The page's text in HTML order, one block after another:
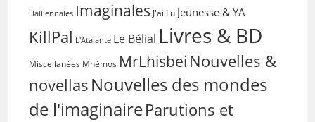
Halliennales Imaginales J'ai Lu Jeunesse & YA
KillPal L'Atalante Le Bélial Livres & BD
Miscellanées Mnémos MrLhisbei Nouvelles &
novellas Nouvelles des mondes
de l'imaginaireParutions et